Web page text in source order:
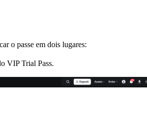
o passe em dois lugares:
VIP Trial Pass.